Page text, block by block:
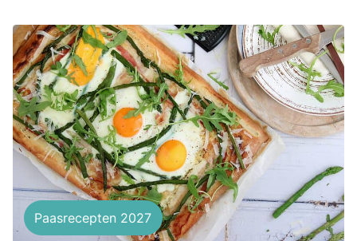
Paasrecepten 2027